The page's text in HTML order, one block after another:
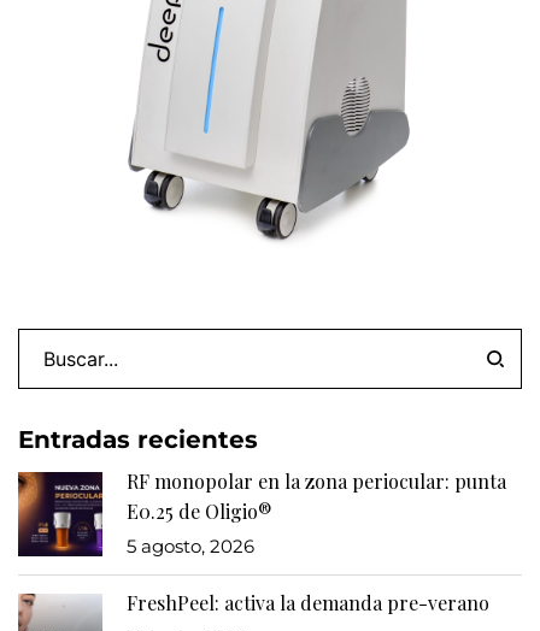
Entradas recientes
RF monopolar en la zona periocular: punta
E0.25 de Oligio®
5 agosto, 2026
FreshPeel: activa la demanda pre-verano